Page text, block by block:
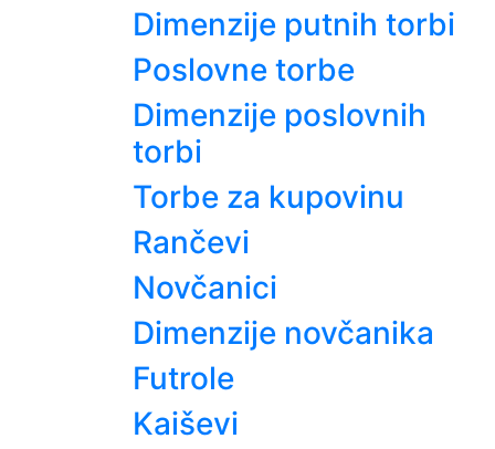
Dimenzije putnih torbi
Poslovne torbe
Dimenzije poslovnih
torbi
Torbe za kupovinu
Rančevi
Novčanici
Dimenzije novčanika
Futrole
Kaiševi